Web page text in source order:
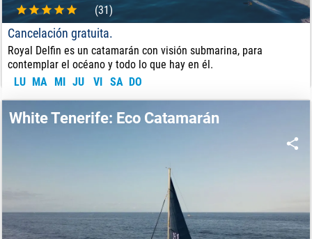
(31)
Cancelación gratuita.
Royal Delfin es un catamarán con visión submarina, para
contemplar el océano y todo lo que hay en él.
LU MA MI JU VI SA DO
DE:33€
White Tenerife: Eco Catamarán